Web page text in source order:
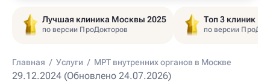
Лучшая клиника Москвы 2025
по версии ПроДокторов
Топ 3 клиник
по версии
Главная / Услуги / МРТ внутренних органов в Москве
29.12.2024 (Обновлено 24.07.2026)